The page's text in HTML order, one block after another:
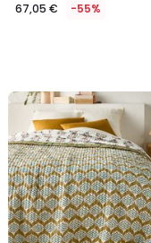
67,05 € -55%